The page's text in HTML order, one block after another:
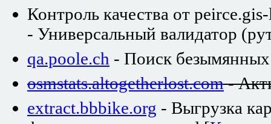
Контроль качества от
- Универсальный валидатор
qa.poole.ch - Поиск
osmstats.altogetherlost.com-
extract.bbbike.org - Выгрузка